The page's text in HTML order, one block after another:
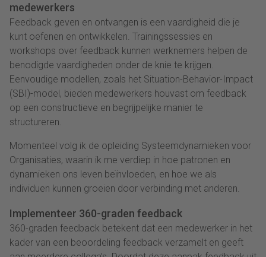
medewerkers
Feedback geven en ontvangen is een vaardigheid die je
kunt oefenen en ontwikkelen. Trainingssessies en
workshops over feedback kunnen werknemers helpen de
benodigde vaardigheden onder de knie te krijgen.
Eenvoudige modellen, zoals het Situation-Behavior-Impact
(SBI)-model, bieden medewerkers houvast om feedback
op een constructieve en begrijpelijke manier te
structureren.
Momenteel volg ik de opleiding Systeemdynamieken voor
Organisaties, waarin ik me verdiep in hoe patronen en
dynamieken ons leven beïnvloeden, en hoe we als
individuen kunnen groeien door verbinding met anderen.
Implementeer 360-graden feedback
360-graden feedback betekent dat een medewerker in het
kader van een beoordeling feedback verzamelt en geeft